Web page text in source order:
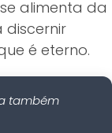
alimenta da
é eterno.
também